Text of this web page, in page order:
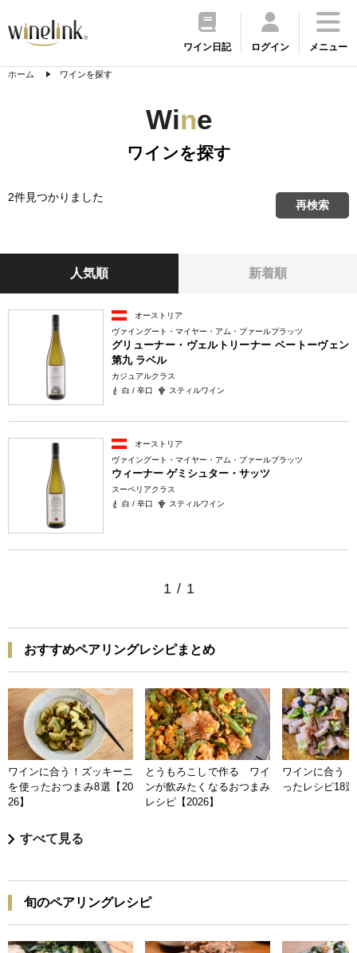
ワイン日記 ログイン メニュー
ホーム ワインを探す
Wine
ワインを探す
2件見つかりました
再検索
人気順 新着順
オーストリア
ヴァイングート・マイヤー・アム・プァールプラッツ
グリューナー・ヴェルトリーナー ベートーヴェン
第九 ラベル
カジュアルクラス
白 / 辛口
スティルワイン
オーストリア
ヴァイングート・マイヤー・アム・プァールプラッツ
ウィーナー ゲミシュター・サッツ
スーペリアクラス
白 / 辛口
スティルワイン
1 / 1
おすすめペアリングレシピまとめ
ワインに合う！ズッキーニ
を使ったおつまみ8選【20
26】
とうもろこしで作る ワイ
ンが飲みたくなるおつまみ
レシピ【2026】
ワインに合う
ったレシピ18
すべて見る
旬のペアリングレシピ